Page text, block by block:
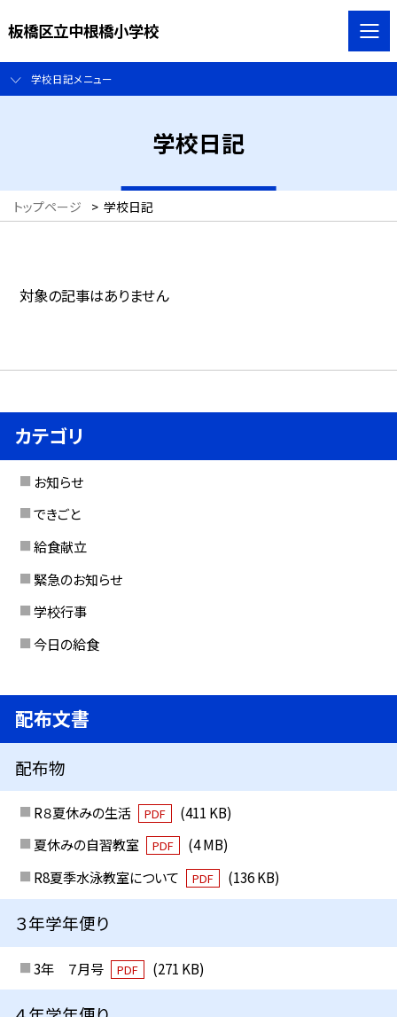
板橋区立中根橋小学校
学校日記メニュー
学校日記
トップページ > 学校日記
対象の記事はありません
カテゴリ
お知らせ
できごと
給食献立
緊急のお知らせ
学校行事
今日の給食
配布文書
配布物
R８夏休みの生活 PDF
(411 KB)
夏休みの自習教室
PDF
(4 MB)
R8夏季水泳教室について
PDF (136 KB)
３年学年便り
3年 ７月号 PDF (271 KB)